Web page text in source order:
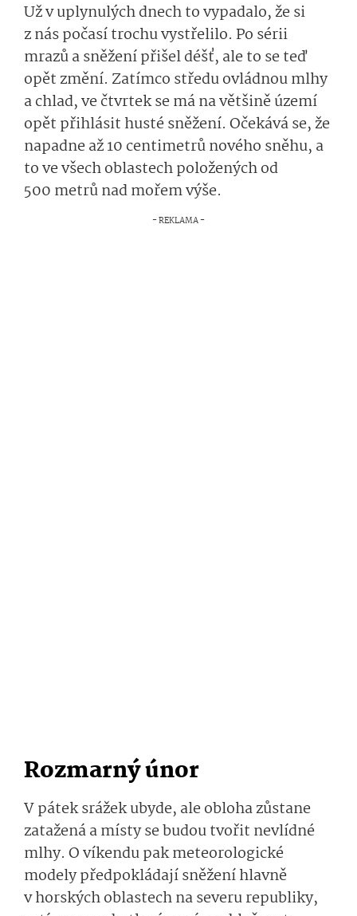
Už v uplynulých dnech to vypadalo, že si
z nás počasí trochu vystřelilo. Po sérii
mrazů a sněžení přišel déšť, ale to se teď
opět změní. Zatímco středu ovládnou mlhy
a chlad, ve čtvrtek se má na většině území
opět přihlásit husté sněžení. Očekává se, že
napadne až 10 centimetrů nového sněhu, a
to ve všech oblastech položených od
500 metrů nad mořem výše.
Rozmarný únor
V pátek srážek ubyde, ale obloha zůstane
zatažená a místy se budou tvořit nevlídné
mlhy. O víkendu pak meteorologické
modely předpokládají sněžení hlavně
v horských oblastech na severu republiky,